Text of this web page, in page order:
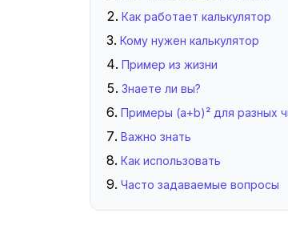
Как работает калькулятор
Кому нужен калькулятор
Пример из жизни
Знаете ли вы?
Примеры (a+b)² для разных
Важно знать
Как использовать
Часто задаваемые вопросы